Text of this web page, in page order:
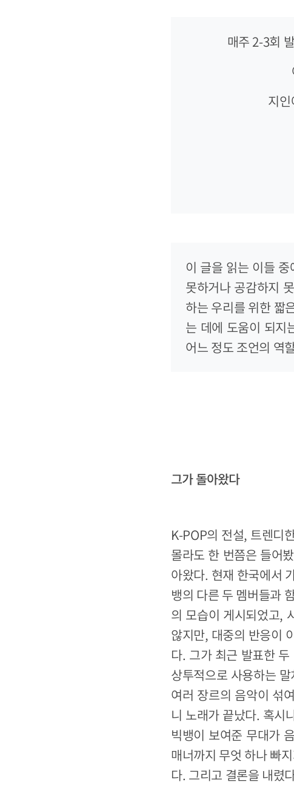
매주 2-3회
지
이 글을 읽는 이들
못하거나 공감하지
하는 우리를 위한 짧
는 데에 도움이 되지
어느 정도 조언의 역
그가 돌아왔다
K-POP의 전설, 트렌디
몰라도 한 번쯤은 들어
아왔다. 현재 한국에서
뱅의 다른 두 멤버들과
의 모습이 게시되었고,
않지만, 대중의 반응이
다. 그가 최근 발표한
상투적으로 사용하는
여러 장르의 음악이 섞
니 노래가 끝났다. 혹시
빅뱅이 보여준 무대가
매너까지 무엇 하나 빠
다. 그리고 결론을 내렸